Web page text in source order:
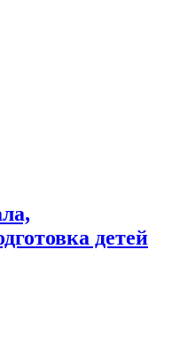
детей